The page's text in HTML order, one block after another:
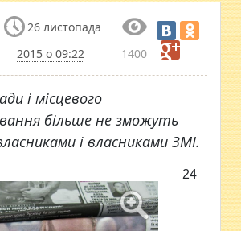
26 листопада
2015 о 09:22
1400
і місцевого
більше не зможуть
і власниками ЗМІ.
24